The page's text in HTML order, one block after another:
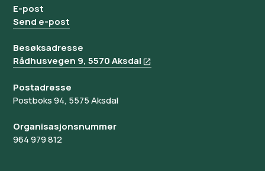
E-post
Send e-post
Besøksadresse
Rådhusvegen 9, 5570 Aksdal
Postadresse
Postboks 94, 5575 Aksdal
Organisasjonsnummer
964 979 812